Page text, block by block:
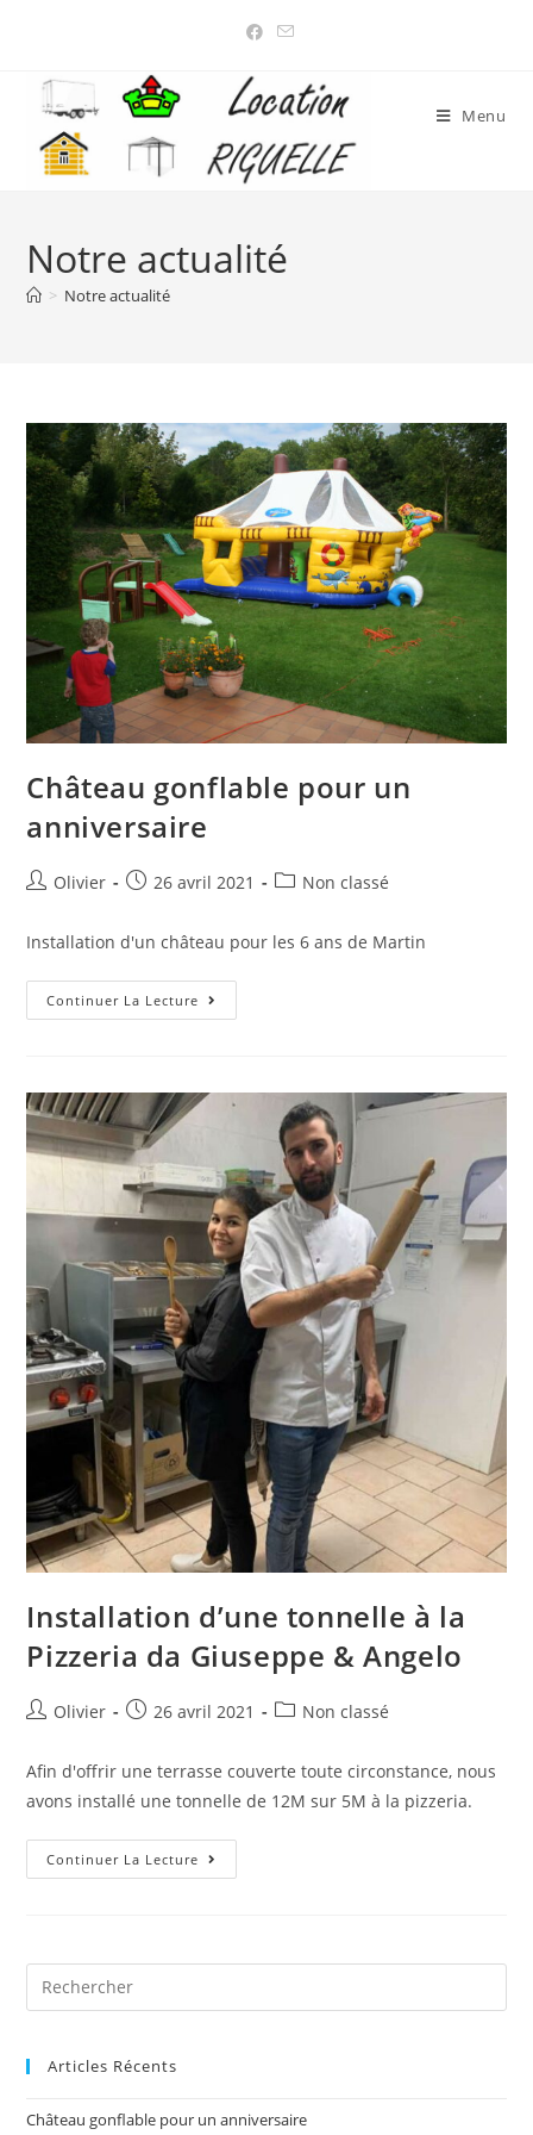
Menu
Notre actualité
> Notre actualité
Château gonflable pour un
anniversaire
Olivier 26 avril 2021 Non classé
Installation d'un château pour les 6 ans de Martin
Continuer La Lecture
Installation d’une tonnelle à la
Pizzeria da Giuseppe & Angelo
Olivier 26 avril 2021 Non classé
Afin d'offrir une terrasse couverte toute circonstance, nous
avons installé une tonnelle de 12M sur 5M à la pizzeria.
Continuer La Lecture
Articles Récents
Château gonflable pour un anniversaire